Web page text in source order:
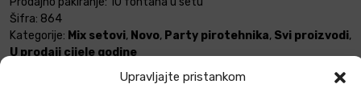
Upravljajte pristankom
Šifra: 864
Kategorije: Mix setovi, Novo, Party pirotehnika, Svi proizvodi,
U prodaji cijele godine